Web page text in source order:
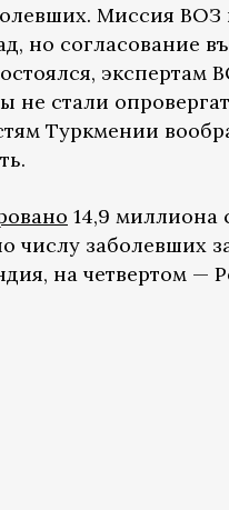
Миссия ВОЗ
но согласование
экспертам
стали
Туркмении
14,9 миллиона
числу заболевших
на четвертом —